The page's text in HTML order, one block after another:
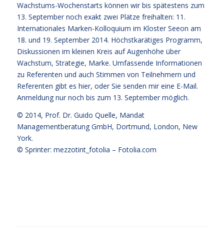
Wachstums-Wochenstarts können wir bis spätestens zum
13. September noch exakt zwei Plätze freihalten: 11.
Internationales Marken-Kolloquium im Kloster Seeon am
18. und 19. September 2014. Höchstkarätiges Programm,
Diskussionen im kleinen Kreis auf Augenhöhe über
Wachstum, Strategie, Marke. Umfassende Informationen
zu Referenten und auch Stimmen von Teilnehmern und
Referenten gibt es hier, oder Sie senden mir eine E-Mail.
Anmeldung nur noch bis zum 13. September möglich.
© 2014, Prof. Dr. Guido Quelle, Mandat
Managementberatung GmbH, Dortmund, London, New
York.
© Sprinter: mezzotint_fotolia – Fotolia.com